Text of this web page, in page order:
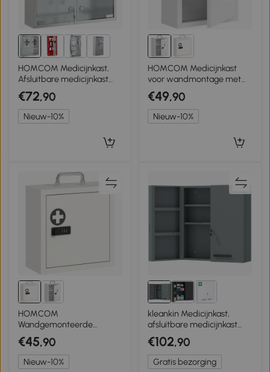
2+
HOMCOM Medicijnkast,
Afsluitbare medicijnkast
met 2 sleutels, Glazen deur
en 6 planken, 48 x 46 x 12
cm, Zilver
€72,90
Nieuw-10%
HOMCOM Medicijnkast
voor wandmontage met
cijferslot, 3 niveaus,
afsluitbare EHBO-kast van
staal, Wit
€49,90
Nieuw-10%
HOMCOM
Wandgemonteerde
medicijnkast met cijferslot,
2-traps EHBO-kast van
roestvrij staal, Wit
€45,90
Nieuw-10%
kleankin Medicijnkast,
afsluitbare medicijnkast
met 2 deuren en 6 planken,
antracietgrijs
€102,90
Gratis bezorging